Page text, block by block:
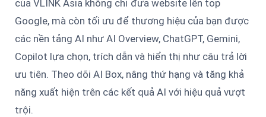
của VLINK Asia không chỉ đưa website lên top
Google, mà còn tối ưu để thương hiệu của bạn được
các nền tảng AI như AI Overview, ChatGPT, Gemini,
Copilot lựa chọn, trích dẫn và hiển thị như câu trả lời
ưu tiên. Theo dõi AI Box, nâng thứ hạng và tăng khả
năng xuất hiện trên các kết quả AI với hiệu quả vượt
trội.